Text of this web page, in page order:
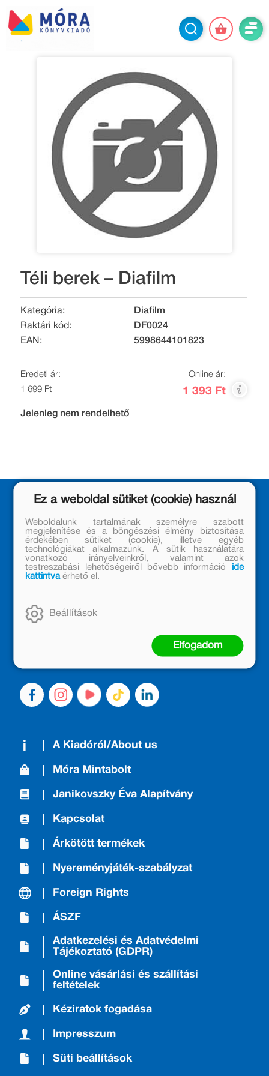
Téli berek – Diafilm
Kategória:
Diafilm
Raktári kód:
DF0024
EAN:
5998644101823
Eredeti ár:
1 699 Ft
Online ár:
1 393 Ft
Jelenleg nem rendelhető
MÓRA KÖNYVKIADÓ – 1950 ÓTA
Kiadónk generációkat ajándékozott és ajándékoz meg az
szerető felnőttek lettek, akik mindezt továbbadták a
A Kiadóról/About us
Móra Mintabolt
Janikovszky Éva Alapítvány
Kapcsolat
Árkötött termékek
Nyereményjáték-szabályzat
Foreign Rights
ÁSZF
Adatkezelési és Adatvédelmi
Tájékoztató (GDPR)
Online vásárlási és szállítási
feltételek
Kéziratok fogadása
Impresszum
Süti beállítások
Ez a weboldal sütiket (cookie) használ
Weboldalunk tartalmának személyre szabott
megjelenítése és a böngészési élmény biztosítása
érdekében sütiket (cookie), illetve egyéb
technológiákat alkalmazunk. A sütik használatára
vonatkozó irányelveinkről, valamint azok
testreszabási lehetőségeiről bővebb információ
ide
kattintvaérhető el.
Beállítások
Elfogadom